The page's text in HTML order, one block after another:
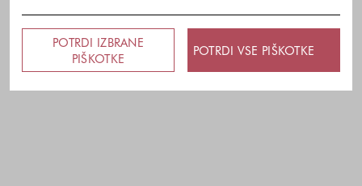
POTRDI IZBRANE
PIŠKOTKE
POTRDI VSE PIŠKOTKE